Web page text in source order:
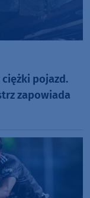
pojazd.
zapowiada